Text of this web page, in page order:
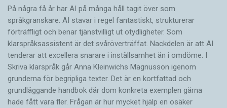
På några få år har AI på många håll tagit över som
språkgranskare. AI stavar i regel fantastiskt, strukturerar
förträffligt och benar tjänstvilligt ut otydligheter. Som
klarspråksassistent är det svår­överträffat. Nack­delen är att AI
tenderar att excellera snarare i inställsamhet än i omdöme. I
Skriva klarspråk går Anna Kleinwichs Magnusson igenom
grunderna för begripliga texter. Det är en kortfattad och
grundläggande handbok där dom konkreta exemplen gärna
hade fått vara fler. Frågan är hur mycket hjälp en osäker